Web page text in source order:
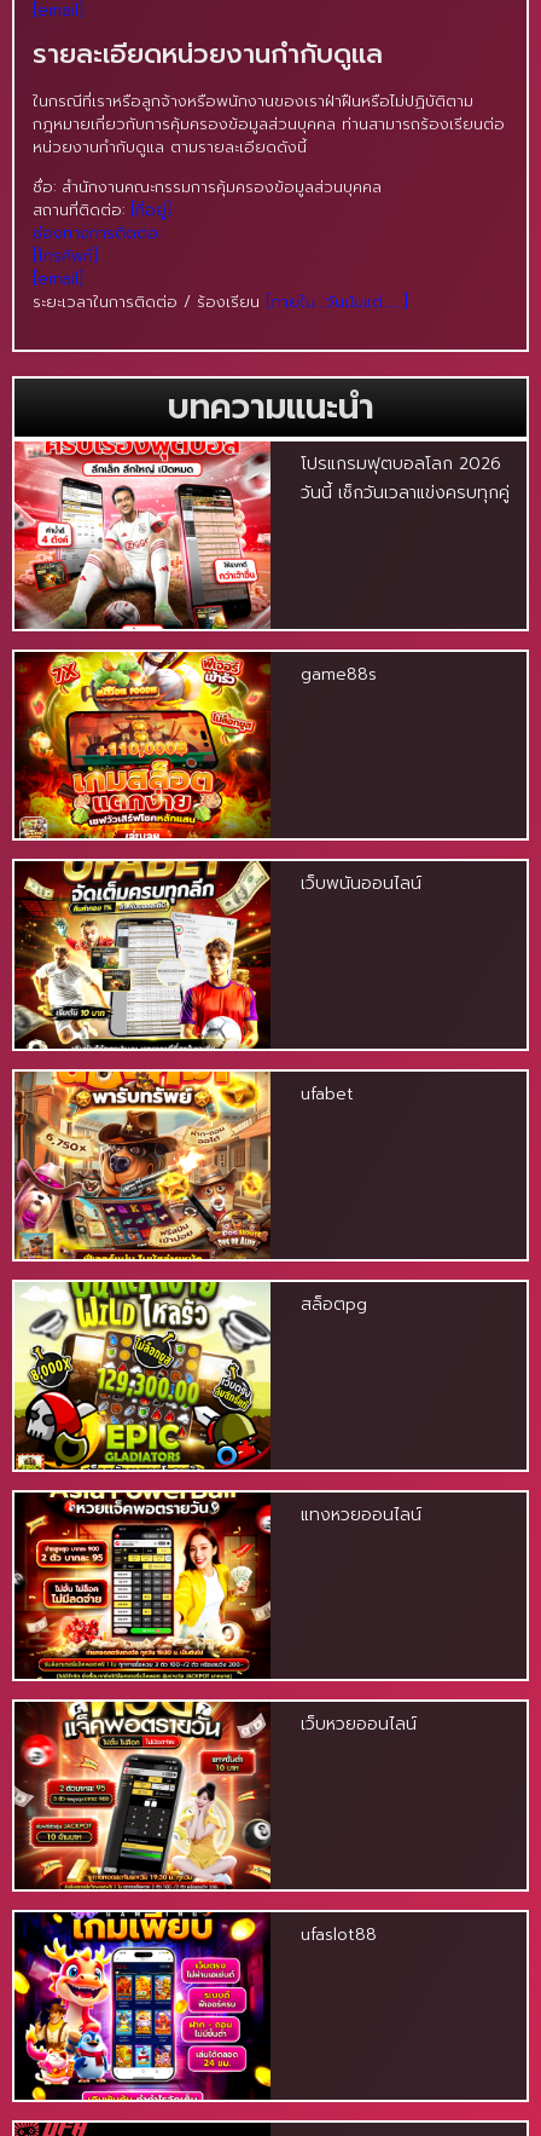
[email]
รายละเอียดหน่วยงานกำกับดูแล
ในกรณีที่เราหรือลูกจ้างหรือพนักงานของเราฝ่าฝืนหรือไม่ปฏิบัติตาม
กฎหมายเกี่ยวกับการคุ้มครองข้อมูลส่วนบุคคล ท่านสามารถร้องเรียนต่อ
หน่วยงานกำกับดูแล ตามรายละเอียดดังนี้
ชื่อ: สำนักงานคณะกรรมการคุ้มครองข้อมูลส่วนบุคคล
สถานที่ติดต่อ: [ที่อยู่]
ช่องทางการติดต่อ:
[โทรศัพท์]
[email]
ระยะเวลาในการติดต่อ / ร้องเรียน [ภายใน…วันนับแต่….. ]
บทความแนะนำ
โปรแกรมฟุตบอลโลก 2026
วันนี้ เช็กวันเวลาแข่งครบทุกคู่
game88s
เว็บพนันออนไลน์
ufabet
สล็อตpg
แทงหวยออนไลน์
เว็บหวยออนไลน์
ufaslot88